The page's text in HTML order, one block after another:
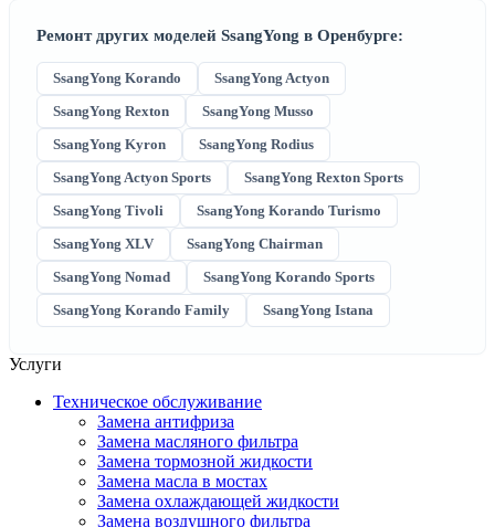
Ремонт других моделей SsangYong в Оренбурге:
SsangYong Korando
SsangYong Actyon
SsangYong Rexton
SsangYong Musso
SsangYong Kyron
SsangYong Rodius
SsangYong Actyon Sports
SsangYong Rexton Sports
SsangYong Tivoli
SsangYong Korando Turismo
SsangYong XLV
SsangYong Chairman
SsangYong Nomad
SsangYong Korando Sports
SsangYong Korando Family
SsangYong Istana
Услуги
Техническое обслуживание
Замена антифриза
Замена масляного фильтра
Замена тормозной жидкости
Замена масла в мостах
Замена охлаждающей жидкости
Замена воздушного фильтра